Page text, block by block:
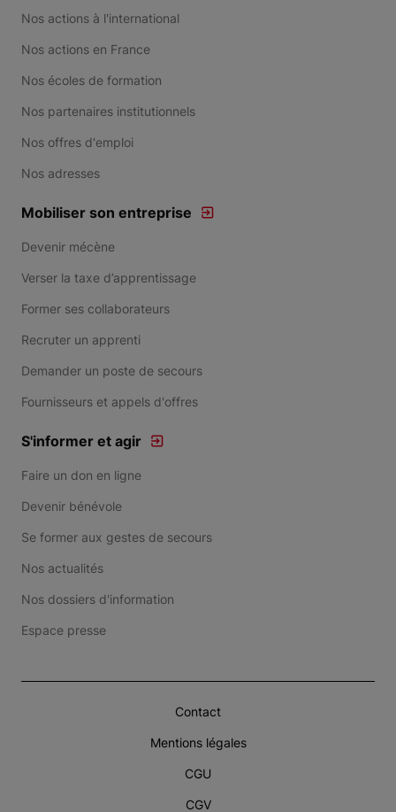
Nos actions à l'international
Nos actions en France
Nos écoles de formation
Nos partenaires institutionnels
Nos offres d'emploi
Nos adresses
Mobiliser son entreprise
Devenir mécène
Verser la taxe d’apprentissage
Former ses collaborateurs
Recruter un apprenti
Demander un poste de secours
Fournisseurs et appels d'offres
S'informer et agir
Faire un don en ligne
Devenir bénévole
Se former aux gestes de secours
Nos actualités
Nos dossiers d'information
Espace presse
Contact
Mentions légales
CGU
CGV